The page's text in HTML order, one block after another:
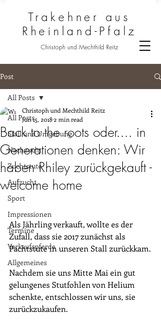
Trakehner aus
Rheinland-Pfalz
Christoph und Mechthild Reitz
Post
All Posts
Stall und Umgebung
Nachzucht
Zuchtstute
Aufzucht
Sport
Impressionen
Termine
Verkaufspferde
Allgemeines
All Posts
Back to the roots oder.... in
Generationen denken: Wir
haben Rhiley zurückgekauft -
welcome home
Christoph und Mechthild Reitz
Jun 15, 20182 min read
Als Jährling verkauft, wollte es der
Zufall, dass sie 2017 zunächst als
Pachtstute in unseren Stall zurückkam.
Nachdem sie uns Mitte Mai ein gut
gelungenes Stutfohlen von Helium
schenkte, entschlossen wir uns, sie
zurückzukaufen.